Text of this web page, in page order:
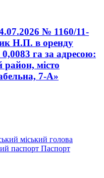
№ 1160/11-
Н.П. в оренду
га за адресою:
район, місто
7-А»
міський голова
паспорт Паспорт